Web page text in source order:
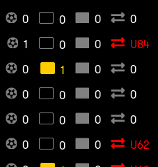
0 0 0
0
1 0 0
U84
0 1 0
0
0 0 0
0
0 0 0
0
0 0 0
U62